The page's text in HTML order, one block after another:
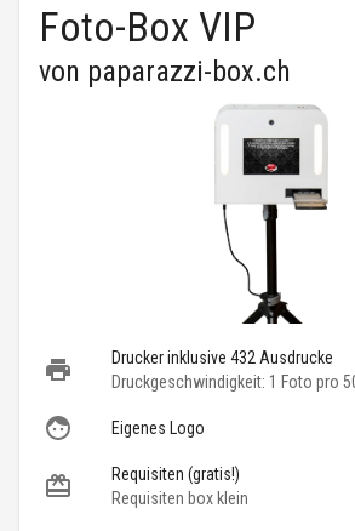
Foto-Box VIP
von paparazzi-box.ch
Drucker inklusive 432 Ausdrucke
Druckgeschwindigkeit: 1 Foto pro
Eigenes Logo
Requisiten (gratis!)
Requisiten box klein